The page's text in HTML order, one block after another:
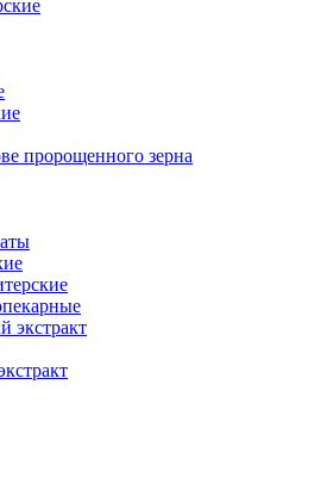
пророщенного зерна
экстракт